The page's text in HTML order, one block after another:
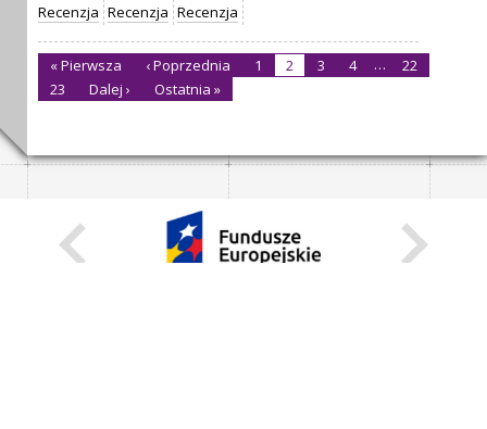
Recenzja Recenzja Recenzja
« Pierwsza ‹ Poprzednia 1 2 3 4 …
22
23
Dalej › Ostatnia »